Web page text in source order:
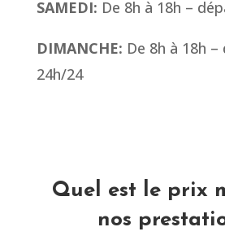
SAMEDI: De 8h à 18h –
DIMANCHE: De 8h à 18h
24h/24
Quel est le prix
nos